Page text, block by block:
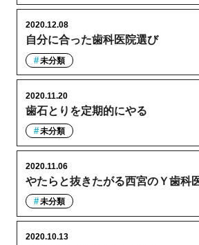
自分に合った歯科医院選び
2020.12.08
未分類
歯石とりを定期的にやる
2020.11.20
未分類
やたらと抜きたがる西宮のＹ歯科
2020.11.06
未分類
2020.10.13